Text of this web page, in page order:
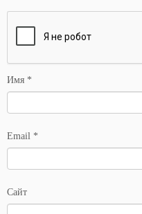
Имя *
Email *
Сайт